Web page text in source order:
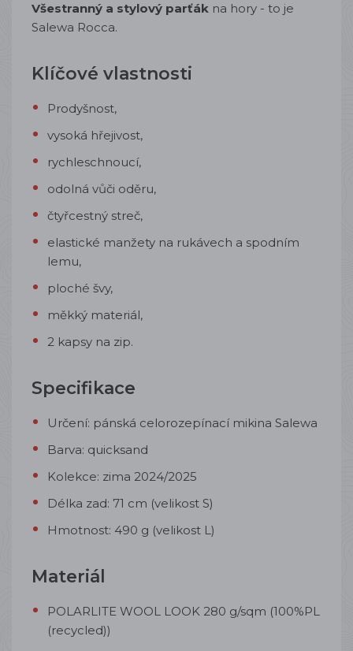
Všestranný a stylový parťák na hory - to je
Salewa Rocca.
Klíčové vlastnosti
Prodyšnost,
vysoká hřejivost,
rychleschnoucí,
odolná vůči oděru,
čtyřcestný streč,
elastické manžety na rukávech a spodním
lemu,
ploché švy,
měkký materiál,
2 kapsy na zip.
Specifikace
Určení: pánská celorozepínací mikina Salewa
Barva: quicksand
Kolekce: zima 2024/2025
Délka zad: 71 cm (velikost S)
Hmotnost: 490 g (velikost L)
Materiál
POLARLITE WOOL LOOK 280 g/sqm (100%PL
(recycled))